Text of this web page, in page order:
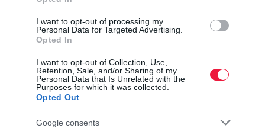
I want to opt-out of processing my
Personal Data for Targeted Advertising.
Opted In
I want to opt-out of Collection, Use,
Retention, Sale, and/or Sharing of my
Personal Data that Is Unrelated with the
Purposes for which it was collected.
Opted Out
Google consents